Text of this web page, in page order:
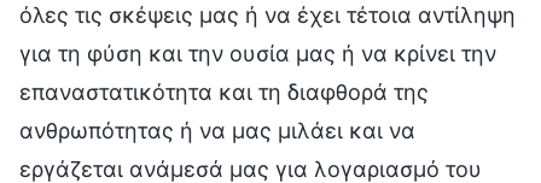
όλες τις σκέψεις μας ή να έχει τέτοια αντίληψη
για τη φύση και την ουσία μας ή να κρίνει την
επαναστατικότητα και τη διαφθορά της
ανθρωπότητας ή να μας μιλάει και να
εργάζεται ανάμεσά μας για λογαριασμό του